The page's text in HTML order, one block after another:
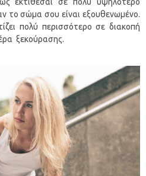
το σώμα σου είναι εξουθενωμένο.
πολύ περισσότερο σε διακοπή
ξεκούρασης.